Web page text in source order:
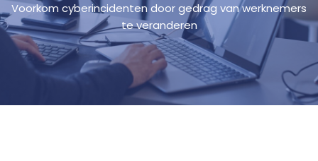
Voorkom cyberincidenten door gedrag van werknemers
te veranderen